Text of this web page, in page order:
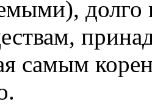
долго
самым